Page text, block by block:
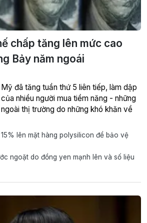
chấp tăng lên mức cao
Bảy năm ngoái
đã tăng tuần thứ 5 liên tiếp, làm dập
nhiều người mua tiềm năng - những
thị trường do những khó khăn về
lên mặt hàng polysilicon để bảo vệ
ngoặt do đồng yen mạnh lên và số liệu